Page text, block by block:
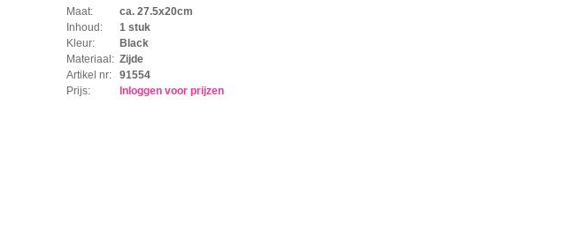
Maat:
ca. 27.5x20cm
Inhoud:
1 stuk
Kleur:
Black
Materiaal: Zijde
Artikel nr:
91554
Prijs:
Inloggen voor prijzen